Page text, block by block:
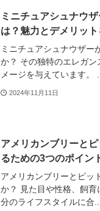
ミニチュアシュナウ
は？魅力とデメリッ
ミニチュアシュナウザー
か？ その独特のエレガ
メージを与えています。
2024年11月11日
アメリカンブリーと
るための3つのポイン
アメリカンブリーとピッ
か？ 見た目や性格、飼
分のライフスタイルに合